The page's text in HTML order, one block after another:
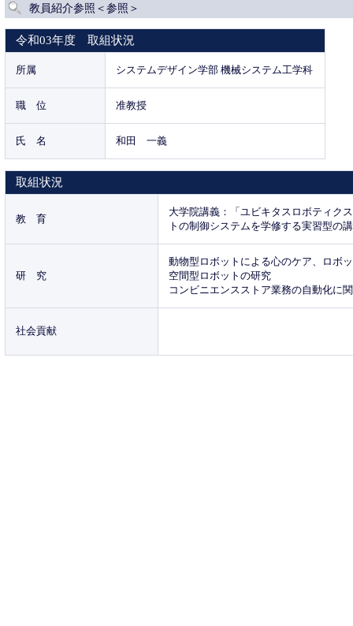
教員紹介参照＜参照＞
令和03年度 取組状況
所属 システムデザイン学部 機械システム工学科
職 位 准教授
氏 名 和田 一義
取組状況
教 育
大学院講義：「ユビキタスロボティク
トの制御システムを学修する実習型の
研 究
動物型ロボットによる心のケア、ロボ
空間型ロボットの研究
コンビニエンスストア業務の自動化に
社会貢献